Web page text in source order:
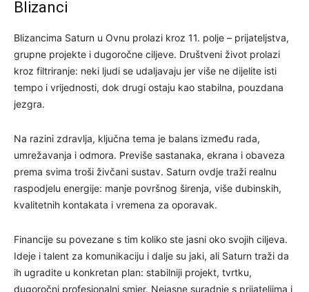
Blizanci
Blizancima Saturn u Ovnu prolazi kroz 11. polje – prijateljstva,
grupne projekte i dugoročne ciljeve. Društveni život prolazi
kroz filtriranje: neki ljudi se udaljavaju jer više ne dijelite isti
tempo i vrijednosti, dok drugi ostaju kao stabilna, pouzdana
jezgra.
Na razini zdravlja, ključna tema je balans između rada,
umrežavanja i odmora. Previše sastanaka, ekrana i obaveza
prema svima troši živčani sustav. Saturn ovdje traži realnu
raspodjelu energije: manje površnog širenja, više dubinskih,
kvalitetnih kontakata i vremena za oporavak.
Financije su povezane s tim koliko ste jasni oko svojih ciljeva.
Ideje i talent za komunikaciju i dalje su jaki, ali Saturn traži da
ih ugradite u konkretan plan: stabilniji projekt, tvrtku,
dugoročni profesionalni smjer. Nejasne suradnje s prijateljima i